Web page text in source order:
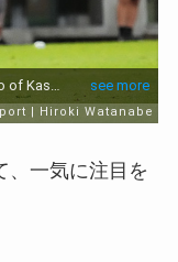
、一気に注目を